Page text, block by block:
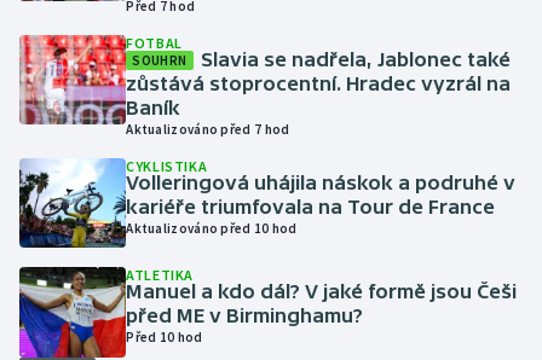
Lyže a snowboard
Moderní pětiboj
Motorsport
Olympijské hry
Parasport
Plavání
Před 7 hod
FOTBAL
SOUHRN
Slavia se nadřela, Jablonec také
zůstává stoprocentní. Hradec vyzrál na
Baník
Aktualizováno před 7 hod
CYKLISTIKA
Volleringová uhájila náskok a podruhé v
kariéře triumfovala na Tour de France
Aktualizováno před 10 hod
ATLETIKA
Manuel a kdo dál? V jaké formě jsou Češi
před ME v Birminghamu?
Před 10 hod